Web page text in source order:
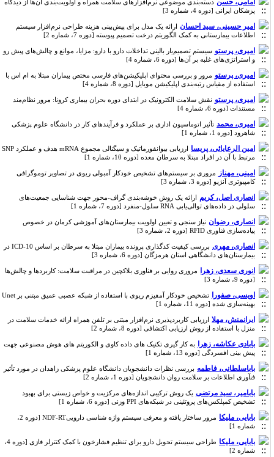
امامی، حسن دسته‌بندی موضوعی نرم‌افزارهای سلامت همراه و اولویت‌بندی آن‌ها از دیدگاه
پزشکان ایرانی [دوره 4، شماره 3]
امیر حسینی، سید احسان ارائه یک مدل برای پیش‌بینی هزینه طراحی نرم‌افزار سیستم
اطلاعات بیمارستانی به کمک الگوریتم درخت تصمیم پیوسته [دوره 7، شماره 2]
امیری، پرستو سیستم تصمیم‌یار بالینی تداخلات دارو با دارو: مزایا، موانع و چالش‌های پیش رو
و استراتژی‌های غلبه بر آن‌ها [دوره 6، شماره 4]
امیری، پرستو مرور و بررسی محتوای اپلیکیشن‌های فارسی مختص بیماران مبتلا به ام اس با
استفاده از مقیاس رتبه‌بندی اپلیکیشن موبایل [دوره 8، شماره 4]
امیری، پرستو نقش سلامت الکترونیک در ابتدای دوره بحران بیماری کرونا: مرور نظام‌مند
مستندات [دوره 6، شماره 4]
امیری، محمد تأثیر اتوماسیون اداری بر عملکرد و فرآیندهای کار در دانشگاه علوم پزشکی
شاهرود [دوره 1، شماره 1]
امین الرعایائی، پریسا
ارزیابی بیوانفورماتیک و سیگنالی مجموع mRNA هدف و عملکرد SNP
مرتبط با آن در افراد مبتلا به سرطان معده [دوره 10، شماره 1]
امینی، مهناز مروری بر سیستم‌های تشخیص خودکار آمبولی ریوی در تصاویر توموگرافی
کامپیوتری آنژیو [دوره 3، شماره 3]
انصاری اصل، کریم ارائه یک روش خوشه‌بندی گراف-محور جهت شناسایی جمعیت‌های
سلولی در داده‌های توالی‌یابی RNA سلول-منفرد [دوره 7، شماره 1]
انصاری، رضوان
نیاز سنجی و تعیین اولویت بیمارستان‌های آموزشی کرمان در خصوص
پیاده‌سازی فناوری RFID [دوره 2، شماره 3]
انصاری، مهری
بررسی کیفیت کدگذاری پرونده بیماران مبتلا به سرطان بر اساس ICD-10 در
بیمارستان‌های دانشگاهی استان هرمزگان [دوره 6، شماره 3]
انوری سعدی، زهرا
مروری روایی بر فناوری بلاکچین در مراقبت سلامت: کاربردها و چالش‌ها
[دوره 9، شماره 3]
اویسی، صفورا
تشخیص خودکار آمفیزم ریوی با استفاده از شبکه عصبی عمیق مبتنی بر Unet
بهینه‌سازی شده [دوره 11، شماره 1]
ایرانمنش، مهلا ارزیابی کاربردپذیری نرم‌افزار مبتنی بر تلفن همراه ارائه خدمات سلامت در
منزل با استفاده از روش ارزیابی اکتشافی [دوره 8، شماره 2]
بابادی عکاشه، زهرا
به کار گیری تکنیک های داده کاوی و الکوریتم های هوش مصنوعی جهت
پیش بینی افسردگی [دوره 13، شماره 1]
باباسلطانی، فاطمه بررسی نظرات دانشجویان دانشگاه علوم پزشکی زاهدان در مورد تأثیر
فنآوری اطلاعات بر سلامت روان دانشجویان [دوره 1، شماره 2]
بابامیر، سید مرتضی یک روش ترکیبی اندازه‌های مرکزیت و خواص زیستی برای بهبود
تشخیص کمپلکس‌های پروتئینی در شبکه‌های PPI وزنی [دوره 6، شماره 1]
بابایی، ملیکا
مرور ساختار یافته و معرفی سیستم واژه شناسی داروییNDF-RT [دوره 2،
شماره 1]
بابایی، ملیکا
طراحی سیستم تحویل دارو برای تنظیم فشارخون با کمک کنترلر فازی [دوره 4،
شماره 2]